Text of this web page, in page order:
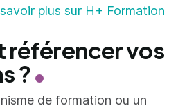
plus sur H+ Formation
référencer vos
?
de formation ou un